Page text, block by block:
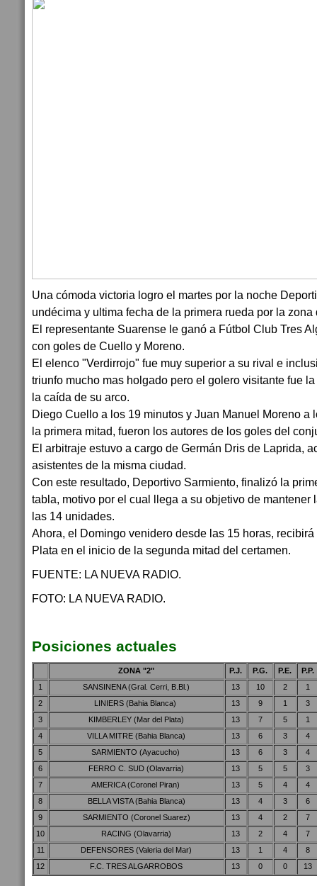
Una cómoda victoria logro el martes por la noche
undécima y ultima fecha de la primera rueda por la
El representante Suarense le ganó a Fútbol Club Tres
con goles de Cuello y Moreno.
El elenco "Verdirrojo" fue muy superior a su rival e
triunfo mucho mas holgado pero el golero visitante fue
la caída de su arco.
Diego Cuello a los 19 minutos y Juan Manuel Moreno a
la primera mitad, fueron los autores de los goles del
El arbitraje estuvo a cargo de Germán Dris de Laprida,
asistentes de la misma ciudad.
Con este resultado, Deportivo Sarmiento, finalizó la
tabla, motivo por el cual llega a su objetivo de mantener
las 14 unidades.
Ahora, el Domingo venidero desde las 15 horas,
Plata en el inicio de la segunda mitad del certamen.
FUENTE: LA NUEVA RADIO.
FOTO: LA NUEVA RADIO.
Posiciones actuales
ZONA "2" P.J. P.G. P.E.
P.P.
1
SANSINENA (Gral. Cerri, B.Bl.) 13 10 2
1
2
LINIERS (Bahia Blanca) 13 9 1
3
3
KIMBERLEY (Mar del Plata) 13 7 5
1
4
VILLA MITRE (Bahia Blanca) 13 6 3
4
5
SARMIENTO (Ayacucho) 13 6 3
4
6
FERRO C. SUD (Olavarria) 13 5 5
3
7
AMERICA (Coronel Piran) 13 5 4
4
8
BELLA VISTA (Bahia Blanca) 13 4 3
6
9
SARMIENTO (Coronel Suarez) 13 4 2
7
10
RACING (Olavarria) 13 2 4
7
11
DEFENSORES (Valeria del Mar) 13 1 4
8
12
F.C. TRES ALGARROBOS 13 0 0 13